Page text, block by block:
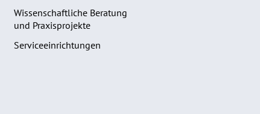
Wissenschaftliche Beratung
und Praxisprojekte
Serviceeinrichtungen